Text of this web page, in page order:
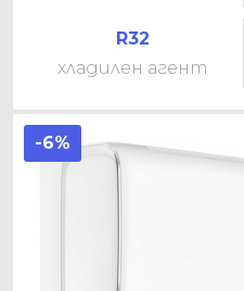
R32
хладилен агент
-6%